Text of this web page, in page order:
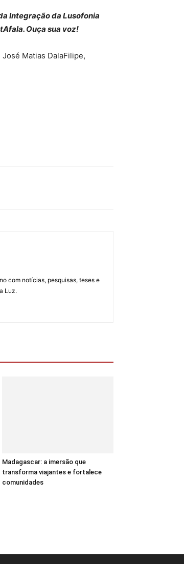
Integração da Lusofonia
Ouça sua voz!
Matias DalaFilipe,
com notícias, pesquisas, teses e
Luz.
Madagascar: a imersão que
transforma viajantes e fortalece
comunidades